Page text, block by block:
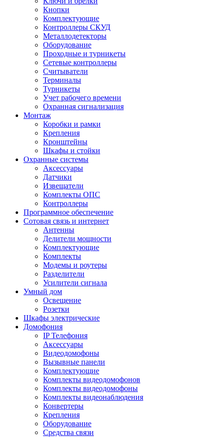
Кнопки
Комплектующие
Контроллеры СКУД
Металлодетекторы
Оборудование
Проходные и турникеты
Сетевые контроллеры
Считыватели
Терминалы
Турникеты
Учет рабочего времени
Охранная сигнализация
Монтаж
Коробки и рамки
Крепления
Кронштейны
Шкафы и стойки
Охранные системы
Аксессуары
Датчики
Извещатели
Комплекты ОПС
Контроллеры
Программное обеспечение
Сотовая связь и интернет
Антенны
Делители мощности
Комплектующие
Комплекты
Модемы и роутеры
Разделители
Усилители сигнала
Умный дом
Освещение
Розетки
Шкафы электрические
Домофония
IP Телефония
Аксессуары
Видеодомофоны
Вызывные панели
Комплектующие
Комплекты видеодомофонов
Комплекты видеодомофоны
Комплекты видеонаблюдения
Конвертеры
Крепления
Оборудование
Средства связи